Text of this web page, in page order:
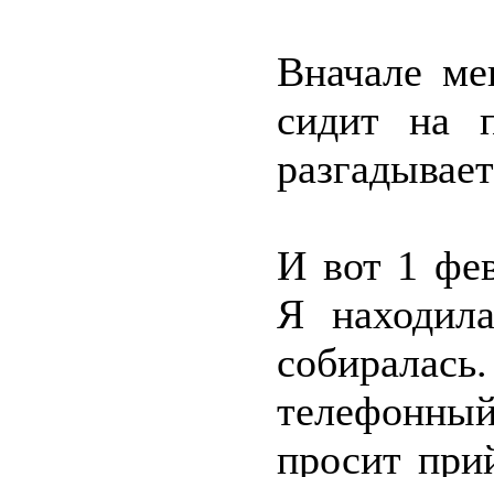
Вначале
сидит на
И вот 1
Я
просит